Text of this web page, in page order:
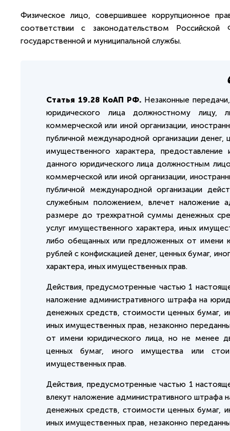
Физическое лицо, совершившее коррупционное
соответствии с законодательством
государственной и муниципальной службы.
Статья 19.28 КоАП РФ. Незаконные
юридического лица должностному лицу,
коммерческой или иной организации,
публичной международной организации денег,
имущественного характера,
данного юридического лица должностным
коммерческой или иной организации,
публичной международной организации
служебным положением, влечет наложение
размере до трехкратной суммы денежных
услуг имущественного характера, иных
либо обещанных или предложенных от имени
рублей с конфискацией денег, ценных бумаг,
характера, иных имущественных прав.
Действия, предусмотренные частью 1
наложение административного штрафа на
денежных средств, стоимости ценных бумаг,
иных имущественных прав, незаконно
от имени юридического лица, но не менее
ценных бумаг, иного имущества или
имущественных прав.
Действия, предусмотренные частью 1
влекут наложение административного штрафа
денежных средств, стоимости ценных бумаг,
иных имущественных прав, незаконно